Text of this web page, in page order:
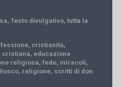
, Testo divulgativo, tutta la
, cristianità,
cristiana, educazione
religiosa, fede, miracoli,
, religione, scritti di don